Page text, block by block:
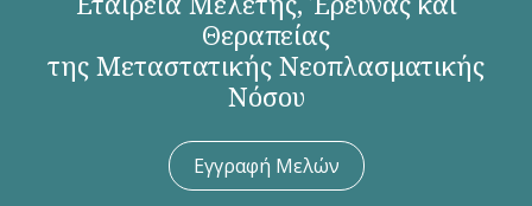
Θεραπείας
της Μεταστατικής Νεοπλασματικής
Νόσου
Εγγραφή Μελών